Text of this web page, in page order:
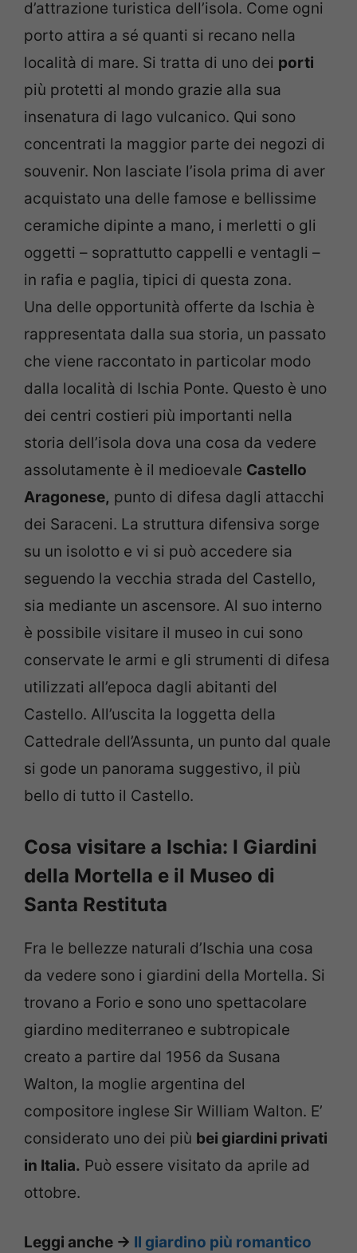
d’attrazione turistica dell’isola. Come ogni
porto attira a sé quanti si recano nella
località di mare. Si tratta di uno dei porti
più protetti al mondo grazie alla sua
insenatura di lago vulcanico. Qui sono
concentrati la maggior parte dei negozi di
souvenir. Non lasciate l’isola prima di aver
acquistato una delle famose e bellissime
ceramiche dipinte a mano, i merletti o gli
oggetti – soprattutto cappelli e ventagli –
in rafia e paglia, tipici di questa zona.
Una delle opportunità offerte da Ischia è
rappresentata dalla sua storia, un passato
che viene raccontato in particolar modo
dalla località di Ischia Ponte. Questo è uno
dei centri costieri più importanti nella
storia dell’isola dova una cosa da vedere
assolutamente è il medioevale Castello
Aragonese, punto di difesa dagli attacchi
dei Saraceni. La struttura difensiva sorge
su un isolotto e vi si può accedere sia
seguendo la vecchia strada del Castello,
sia mediante un ascensore. Al suo interno
è possibile visitare il museo in cui sono
conservate le armi e gli strumenti di difesa
utilizzati all’epoca dagli abitanti del
Castello. All’uscita la loggetta della
Cattedrale dell’Assunta, un punto dal quale
si gode un panorama suggestivo, il più
bello di tutto il Castello.
Cosa visitare a Ischia: I Giardini
della Mortella e il Museo di
Santa Restituta
Fra le bellezze naturali d’Ischia una cosa
da vedere sono i giardini della Mortella. Si
trovano a Forio e sono uno spettacolare
giardino mediterraneo e subtropicale
creato a partire dal 1956 da Susana
Walton, la moglie argentina del
compositore inglese Sir William Walton. E’
considerato uno dei più bei giardini privati
in Italia. Può essere visitato da aprile ad
ottobre.
Leggi anche -> Il giardino più romantico